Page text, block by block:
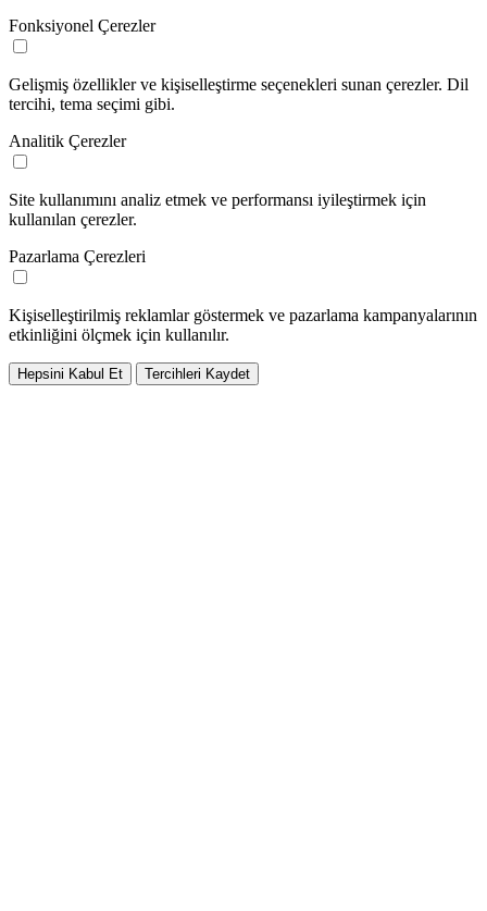
Fonksiyonel Çerezler
Gelişmiş özellikler ve kişiselleştirme seçenekleri sunan çerezler. Dil
tercihi, tema seçimi gibi.
Analitik Çerezler
Site kullanımını analiz etmek ve performansı iyileştirmek için
kullanılan çerezler.
Pazarlama Çerezleri
Kişiselleştirilmiş reklamlar göstermek ve pazarlama kampanyalarının
etkinliğini ölçmek için kullanılır.
Hepsini Kabul Et Tercihleri Kaydet